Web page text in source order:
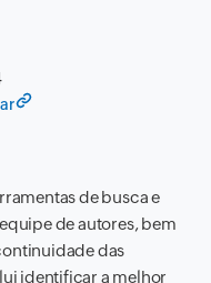
de busca e
de autores, bem
das
identificar a melhor